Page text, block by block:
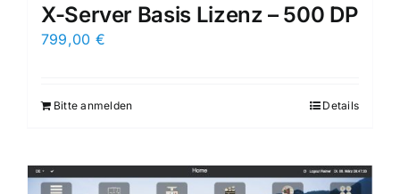
X-Server Basis Lizenz – 500 DP
799,00 €
Bitte anmelden Details